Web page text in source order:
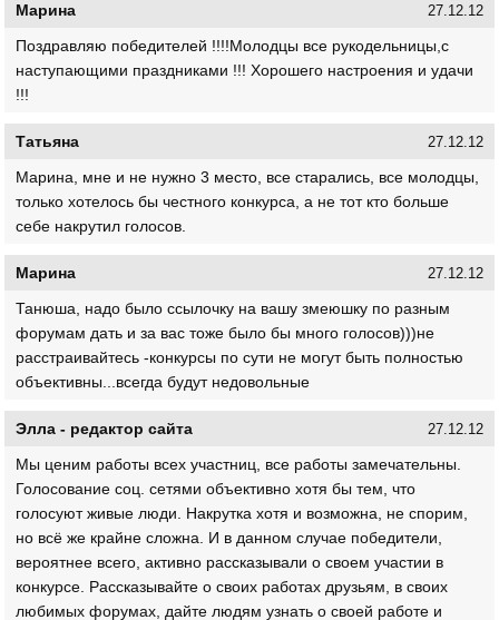
Марина 27.12.12
Поздравляю победителей !!!!Молодцы все рукодельницы,с
наступающими праздниками !!! Хорошего настроения и удачи
!!!
Татьяна 27.12.12
Марина, мне и не нужно 3 место, все старались, все молодцы,
только хотелось бы честного конкурса, а не тот кто больше
себе накрутил голосов.
Марина 27.12.12
Танюша, надо было ссылочку на вашу змеюшку по разным
форумам дать и за вас тоже было бы много голосов)))не
расстраивайтесь -конкурсы по сути не могут быть полностью
объективны...всегда будут недовольные
Элла - редактор сайта 27.12.12
Мы ценим работы всех участниц, все работы замечательны.
Голосование соц. сетями объективно хотя бы тем, что
голосуют живые люди. Накрутка хотя и возможна, не спорим,
но всё же крайне сложна. И в данном случае победители,
вероятнее всего, активно рассказывали о своем участии в
конкурсе. Рассказывайте о своих работах друзьям, в своих
любимых форумах, дайте людям узнать о своей работе и